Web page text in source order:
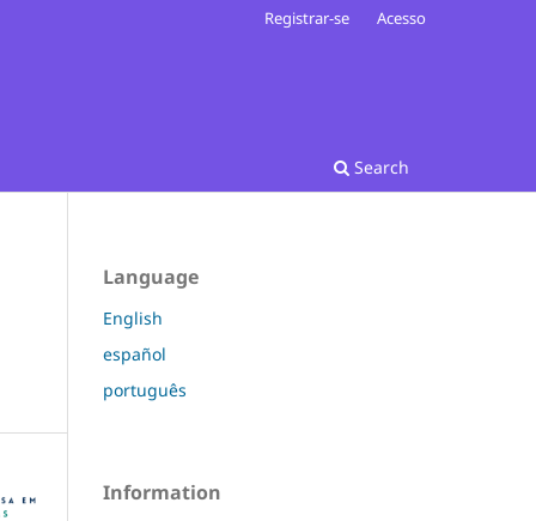
Search
Registrar-se Acesso
Language
English
español
português
Information